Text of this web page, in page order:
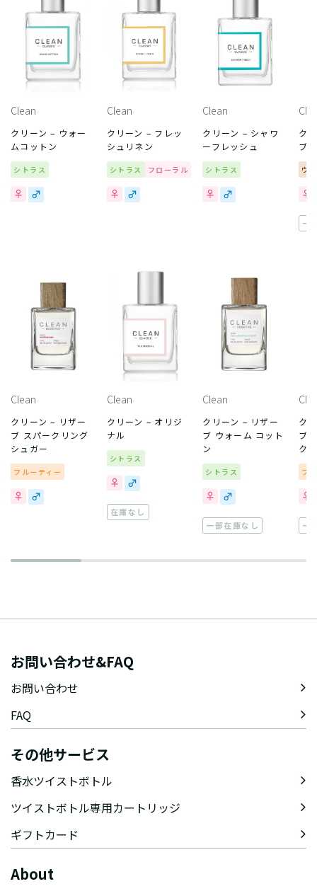
Clean
クリーン – ウォー
ムコットン
シトラス
Clean
クリーン – フレッ
シュリネン
シトラス フローラル
Clean
クリーン – シャワ
ーフレッシュ
シトラス
ク
ブ
ウ
一
Clean
クリーン – リザー
ブ スパークリング
シュガー
フルーティー
Clean
クリーン – オリジ
ナル
シトラス
在庫なし
Clean
クリーン – リザー
ブ ウォーム コット
ン
シトラス
一部在庫なし
ク
ブ
ク
フ
一
お問い合わせ&FAQ
お問い合わせ
FAQ
その他サービス
香水ツイストボトル
ツイストボトル専用カートリッジ
ギフトカード
About